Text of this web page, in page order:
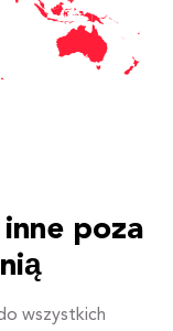
poza
wszystkich